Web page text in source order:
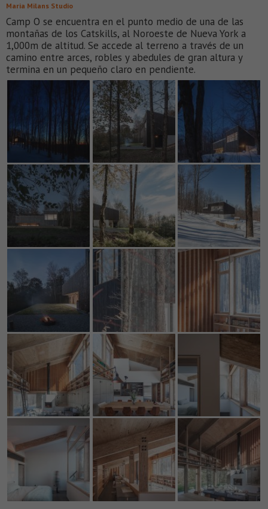
Maria Milans Studio
Camp O se encuentra en el punto medio de una de las
montañas de los Catskills, al Noroeste de Nueva York a
1,000m de altitud. Se accede al terreno a través de un
camino entre arces, robles y abedules de gran altura y
termina en un pequeño claro en pendiente.